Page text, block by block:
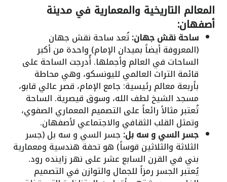
المعالم التاريخية والمعمارية في مدينة
أصفهان:
ساحة نقش جهان:تُعد ساحة نقش جهان
(المعروفة أيضاً بميدان الإمام) واحدة من أكبر
الساحات في العالم وأجملها. أُدرجت الساحة على
قائمة التراث العالمي لليونسكو، وهي محاطة
بأربعة معالم رئيسية: جامع الإمام، قصر عالي قابو،
مسجد الشيخ لطف الله، وسوق قيصرية. الساحة
تُعتبر مثالاً رائعاً على التصميم المعماري الصفوي،
وتمثل القلب الثقافي والاجتماعي لأصفهان.
جسر السي و سه بل: جسر السي و سه بل (جسر
الثلاثة والثلاثين قوساً) هو تحفة هندسية ومعمارية
بني في القرن السابع عشر على نهر زاينده رود.
يُعتبر الجسر رمزاً للجمال والتوازن في التصميم